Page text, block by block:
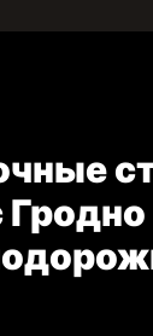
Гродно